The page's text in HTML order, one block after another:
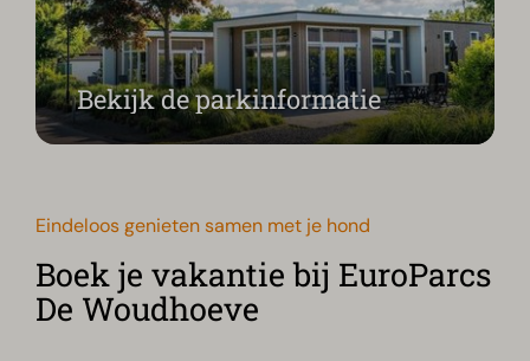
Bekijk de parkinformatie
Eindeloos genieten samen met je hond
Boek je vakantie bij EuroParcs
De Woudhoeve